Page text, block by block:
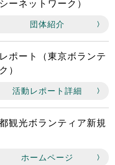
ーネットワーク）
団体紹介
ポート（東京ボランテ
）
活動レポート詳細
観光ボランティア新規
ホームページ